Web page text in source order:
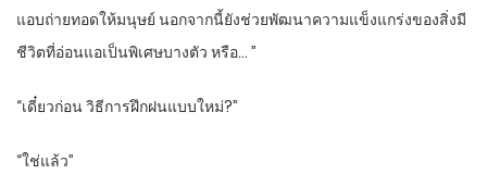
แอบถ่ายทอดให้มนุษย์ นอกจากนี้ยังช่วยพัฒนาความแข็งแกร่งของสิ่งมี
ชีวิตที่อ่อนแอเป็นพิเศษบางตัว หรือ… ”
“เดี๋ยวก่อน วิธีการฝึกฝนแบบใหม่?”
“ใช่แล้ว”